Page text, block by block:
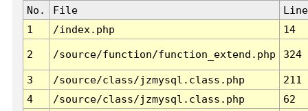
No. File
Line
1
/index.php 14
2 /source/function/function_extend.php 324
3 /source/class/jzmysql.class.php
211
4
/source/class/jzmysql.class.php
62